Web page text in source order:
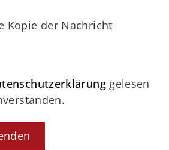
Kopie der Nachricht
gelesen